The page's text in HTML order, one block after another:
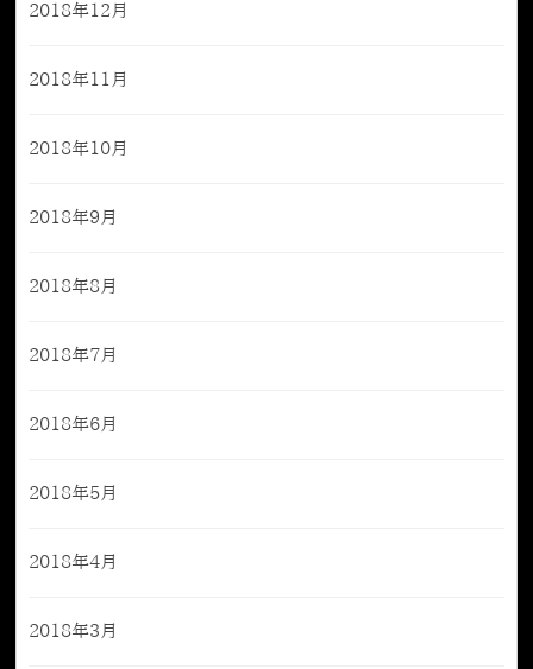
2018年12月
2018年11月
2018年10月
2018年9月
2018年8月
2018年7月
2018年6月
2018年5月
2018年4月
2018年3月